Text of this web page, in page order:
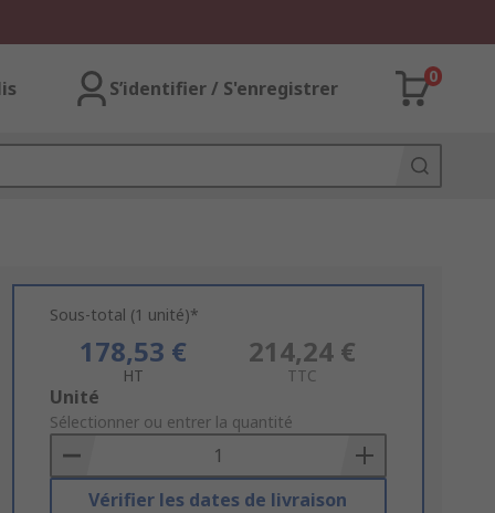
S’identifier / S'enregistrer
0
Sous-total (1 unité)*
178,53 €
HT
214,24 €
TTC
Add
to
Basket
Unité
Sélectionner ou entrer la quantité
Vérifier les dates de livraison